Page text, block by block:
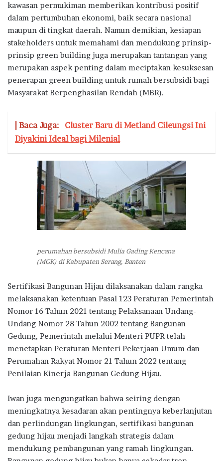
kawasan permukiman memberikan kontribusi positif
dalam pertumbuhan ekonomi, baik secara nasional
maupun di tingkat daerah. Namun demikian, kesiapan
stakeholders untuk memahami dan mendukung prinsip-
prinsip green building juga merupakan tantangan yang
merupakan aspek penting dalam meciptakan kesuksesan
penerapan green building untuk rumah bersubsidi bagi
Masyarakat Berpenghasilan Rendah (MBR).
| Baca Juga:
Cluster Baru di Metland Cileungsi Ini
Diyakini Ideal bagi Milenial
perumahan bersubsidi Mulia Gading Kencana
(MGK) di Kabupaten Serang, Banten
Sertifikasi Bangunan Hijau dilaksanakan dalam rangka
melaksanakan ketentuan Pasal 123 Peraturan Pemerintah
Nomor 16 Tahun 2021 tentang Pelaksanaan Undang-
Undang Nomor 28 Tahun 2002 tentang Bangunan
Gedung, Pemerintah melalui Menteri PUPR telah
menetapkan Peraturan Menteri Pekerjaan Umum dan
Perumahan Rakyat Nomor 21 Tahun 2022 tentang
Penilaian Kinerja Bangunan Gedung Hijau.
Iwan juga mengungatkan bahwa seiring dengan
meningkatnya kesadaran akan pentingnya keberlanjutan
dan perlindungan lingkungan, sertifikasi bangunan
gedung hijau menjadi langkah strategis dalam
mendukung pembangunan yang ramah lingkungan.